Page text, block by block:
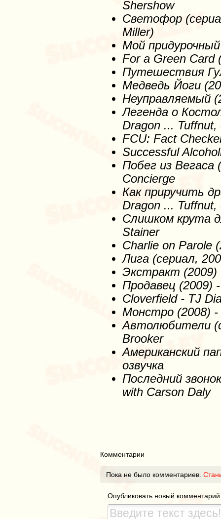
Shershow
Светофор
Miller)
Мой
For a Green Card
Путешествия
Медведь Йоги
Неуправляемый
Легенда о
Dragon ... Tuffnut,
FCU: Fact
Successful
Побег из Вегаса
Concierge
Какприручить
Dragon ... Tuffnut,
Слишком крута
Stainer
Charlie on Parole
Лига (сериал,
Экстракт
Продавец (2009)
Cloverfield - TJ
Монстро (2008)
Автолюбители
Brooker
Американский
озвучка
Последний
with Carson Daly
Комментарии
Пока не было комментариев.
Опубликовать новый комментарий